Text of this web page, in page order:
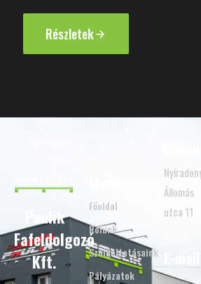
Részletek
Paulik
Fafeldolgozó
Kft.
Főoldal
Rólunk
Szolgáltatásaink
Pályázatok
Állomás
utca 11